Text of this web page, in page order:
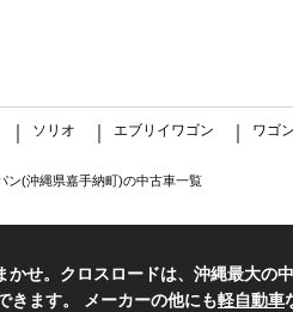
ソリオ エブリイワゴン ワゴ
ン(沖縄県嘉手納町)の中古車一覧
せ。クロスロードは、沖縄最大の
きます。 メーカーの他にも軽自動車